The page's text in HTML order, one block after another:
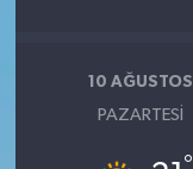
10 AĞUSTOS
PAZARTESI